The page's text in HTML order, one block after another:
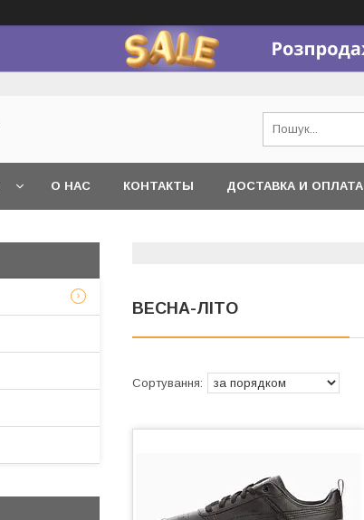
О НАС КОНТАКТЫ ДОСТАВКА И ОПЛАТА
ВЕСНА-ЛІТО